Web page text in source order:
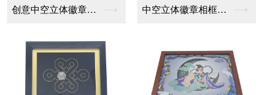
创意中空立体徽章相框... 中空立体徽章相框设计